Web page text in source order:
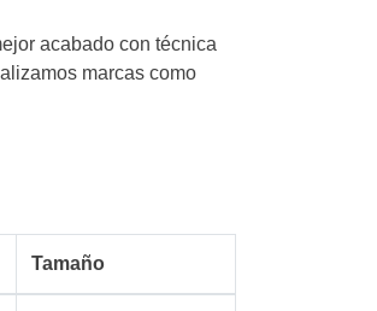
acabado con técnica
marcas como
Tamaño